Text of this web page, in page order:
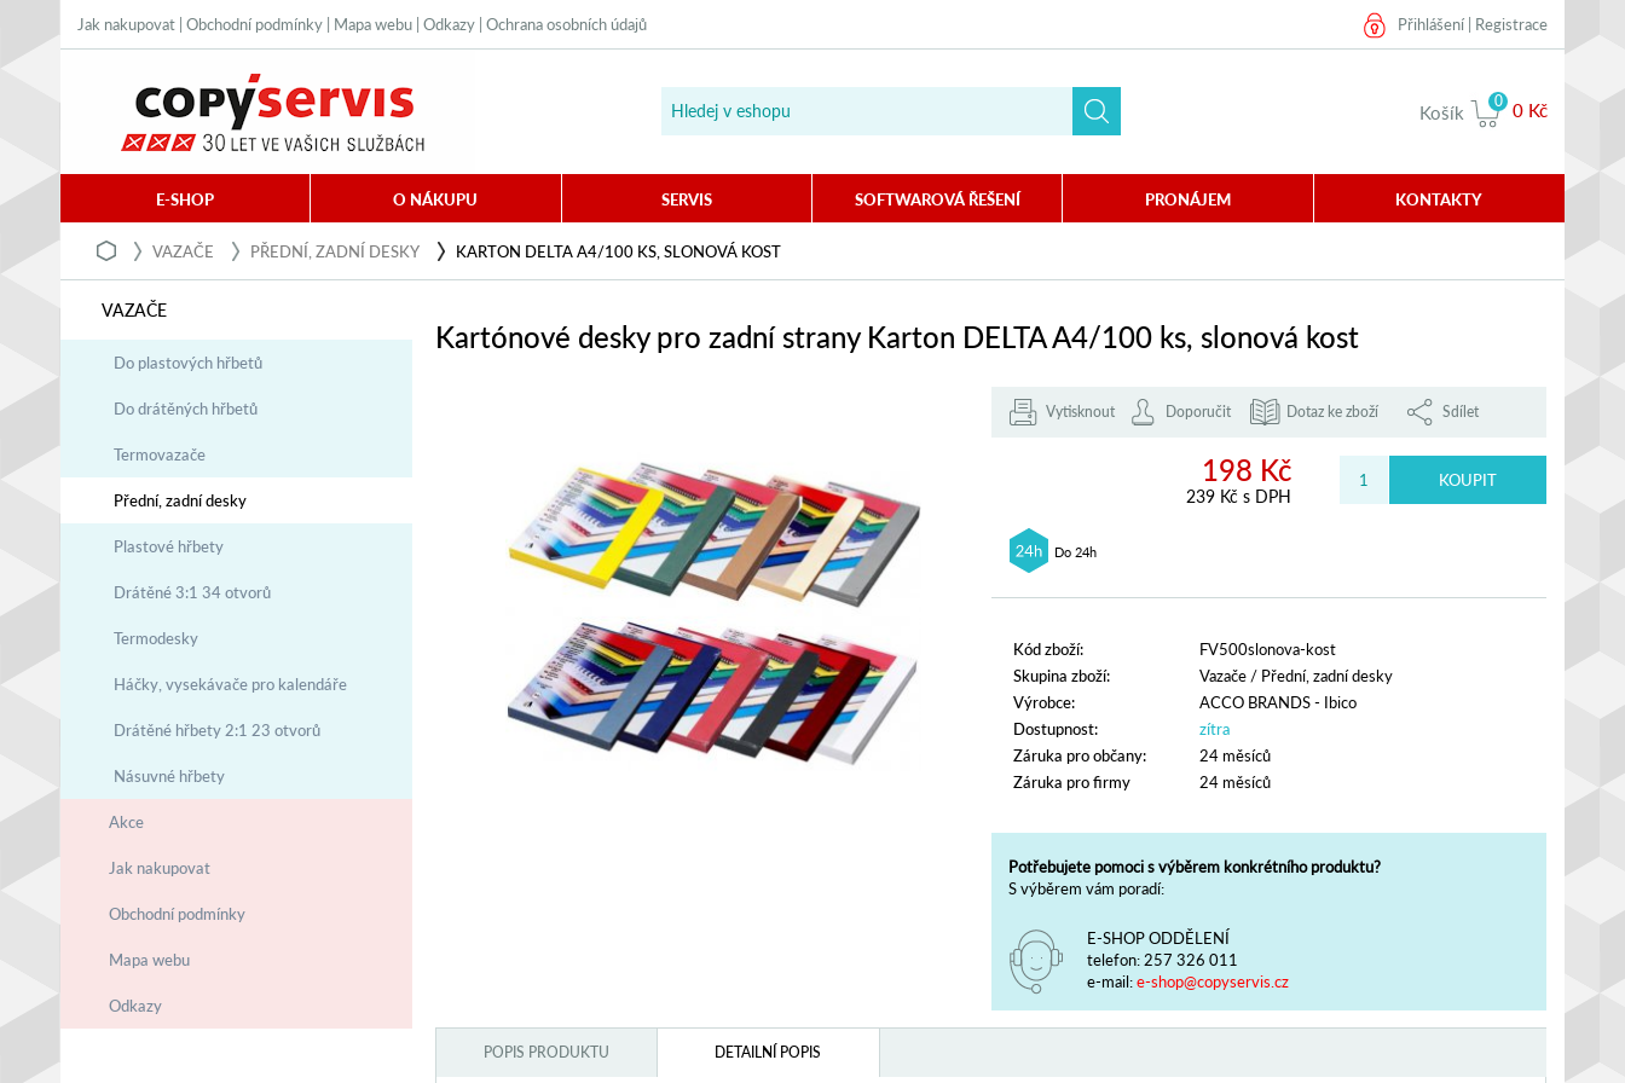
Jak nakupovat Obchodní podmínky Mapa webu Odkazy Ochrana osobních údajů Přihlášení Registrace
Košík
0 0 Kč
E-SHOP O NÁKUPU SERVIS SOFTWAROVÁ ŘEŠENÍ PRONÁJEM KONTAKTY
VAZAČE PŘEDNÍ, ZADNÍ DESKY KARTON DELTA A4/100 KS, SLONOVÁ KOST
VAZAČE
Do plastových hřbetů
Do drátěných hřbetů
Termovazače
Přední, zadní desky
Plastové hřbety
Drátěné 3:1 34 otvorů
Termodesky
Háčky, vysekávače pro kalendáře
Drátěné hřbety 2:1 23 otvorů
Násuvné hřbety
Akce
Jak nakupovat
Obchodní podmínky
Mapa webu
Odkazy
Kartónové desky pro zadní strany Karton DELTA A4/100 ks, slonová kost
Vytisknout Doporučit Dotaz ke zboží Sdílet
198 Kč
239 Kč s DPH
Do 24h
Kód zboží:
FV500slonova-kost
Skupina zboží:
Vazače/ Přední, zadní desky
Výrobce:
ACCO BRANDS - Ibico
Dostupnost:
zítra
Záruka pro občany:
24 měsíců
Záruka pro firmy
24 měsíců
Potřebujete pomoci s výběrem konkrétního produktu?
S výběrem vám poradí:
E-SHOP ODDĚLENÍ
telefon: 257 326 011
e-mail:e-shop@copyservis.cz
POPIS PRODUKTU DETAILNÍ POPIS